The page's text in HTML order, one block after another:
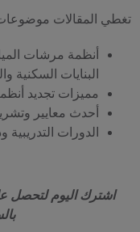
تغطي المقالات
أنظمة مرشات
البنايات السكنية
مميزات تجديد
أحدث معايير
الدورات
اشترك اليوم لتحصل